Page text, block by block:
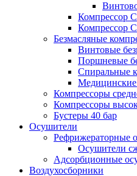
Компрессор
Компрессор
Безмасляные
Винтовые
Поршневые
Спиральные
Компрессоры
Компрессоры
Бустеры 40 бар
Осушители
Рефрижераторные
Осушители
Адсорбционные
Воздухосборники